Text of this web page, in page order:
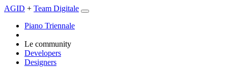
AGID + Team Digitale
Piano Triennale
Le community
Developers
Designers